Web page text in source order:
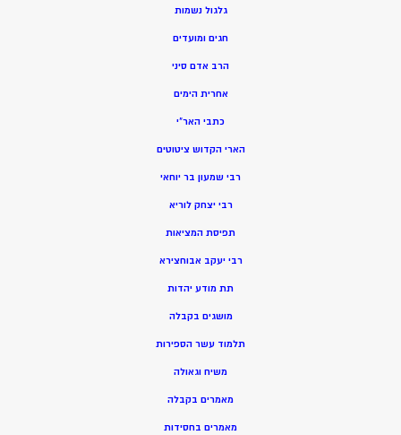
גלגול נשמות
חגים ומועדים
הרב אדם סיני
אחרית הימים
כתבי האר”י
הארי הקדוש ציטוטים
רבי שמעון בר יוחאי
רבי יצחק לוריא
תפיסת המציאות
רבי יעקב אבוחצירא
תת מודע יהדות
מושגים בקבלה
תלמוד עשר הספירות
משיח וגאולה
מאמרים בקבלה
מאמרים בחסידות